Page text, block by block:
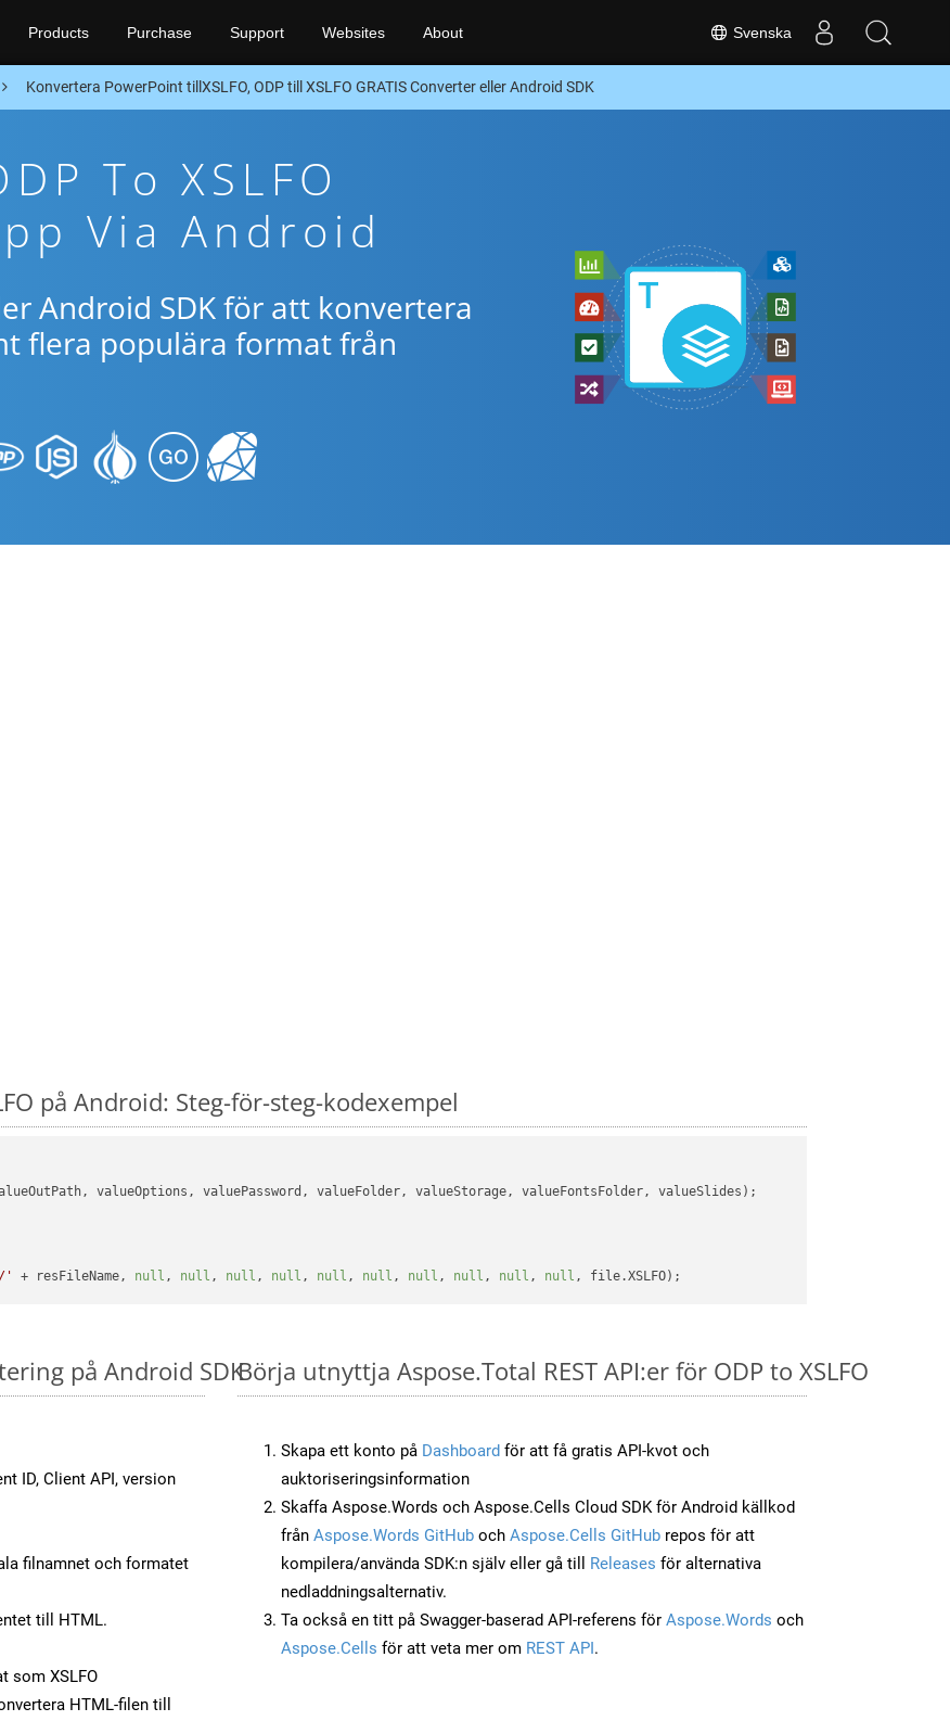
Svenska
Products Purchase Support Websites About
Konvertera PowerPoint tillXSLFO, ODP till XSLFO GRATIS Converter eller Android SDK
To XSLFO
Via Android
Android SDK för att konvertera
flera populära format från
på Android: Steg-för-steg-kodexempel
valueOptions, valuePassword, valueFolder, valueStorage, valueFontsFolder, valueSlides);
' + resFileName, null , null , null , null , null , null , null , null , null , null
på Android SDK
ID, Client API, version
filnamnet och formatet
till HTML.
som XSLFO
HTML-filen till
Börja utnyttja Aspose.Total REST API:er för ODP to XSLFO
Skapa ett konto på Dashboard för att få gratis API-kvot och
auktoriseringsinformation
Skaffa Aspose.Words och Aspose.Cells Cloud SDK för Android källkod
från Aspose.Words GitHub och Aspose.Cells GitHub repos för att
kompilera/använda SDK:n själv eller gå till Releases för alternativa
nedladdningsalternativ.
Ta också en titt på Swagger-baserad API-referens för Aspose.Words och
Aspose.Cells för att veta mer om REST API.